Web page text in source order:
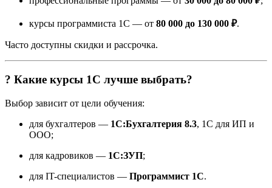
курсы программиста 1С — от 80 000 до 130 000 ₽.
Часто доступны скидки и рассрочка.
? Какие курсы 1С лучше выбрать?
Выбор зависит от цели обучения:
для бухгалтеров — 1С:Бухгалтерия 8.3, 1С для ИП и
ООО;
для кадровиков — 1С:ЗУП;
для IT-специалистов — Программист 1С.